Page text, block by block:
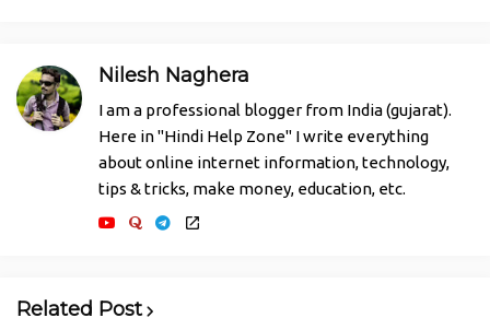
Nilesh Naghera
I am a professional blogger from India (gujarat).
Here in "Hindi Help Zone" I write everything
about online internet information, technology,
tips & tricks, make money, education, etc.
Related Post